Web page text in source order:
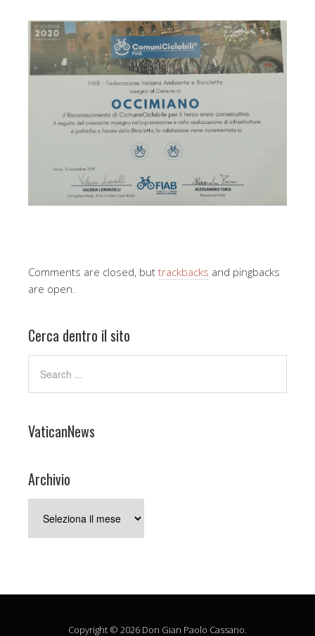
Comments are closed, but trackbacks and pingbacks
are open.
Cerca dentro il sito
VaticanNews
Archivio
Copyright © 2026 Don Gian Paolo Cassano.